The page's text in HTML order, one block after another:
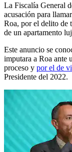
La Fiscalía General
acusación para
Roa, por el delito de
de un apartamento
Este anuncio se
imputara a Roa ante
proceso y por el de
Presidente del 2022.